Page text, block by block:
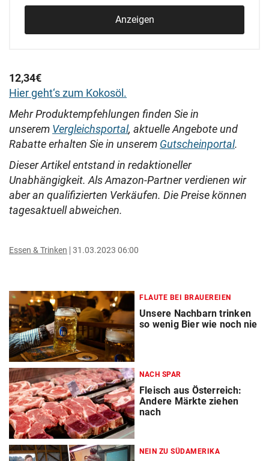
Anzeigen
12,34€
Hier geht‘s zum Kokosöl.
Mehr Produktempfehlungen finden Sie in
unserem Vergleichsportal, aktuelle Angebote und
Rabatte erhalten Sie in unserem Gutscheinportal.
Dieser Artikel entstand in redaktioneller
Unabhängigkeit. Als Amazon-Partner verdienen wir
aber an qualifizierten Verkäufen. Die Preise können
tagesaktuell abweichen.
Essen & Trinken 31.03.2023 06:00
FLAUTE BEI BRAUEREIEN
Unsere Nachbarn trinken
so wenig Bier wie noch nie
NACH SPAR
Fleisch aus Österreich:
Andere Märkte ziehen
nach
NEIN ZU SÜDAMERIKA